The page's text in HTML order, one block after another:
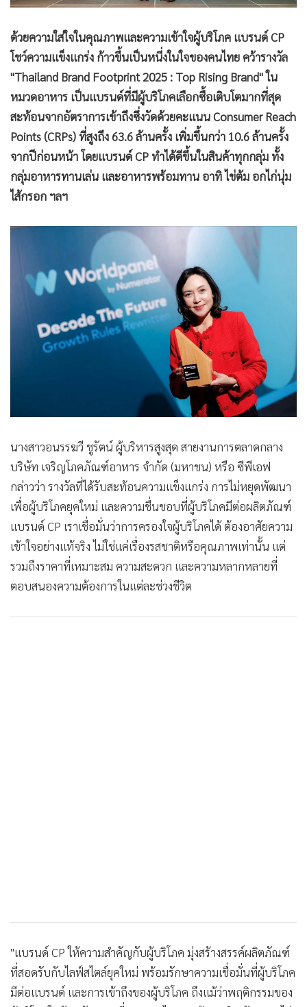
• ชุมชน-คุณภาพชีวิต
• อาชญากรรม
• Motoring
• เกม
• วิทยาศาสตร์
• SMEs
• หุ้น
• อินโดจีน
• กองทุนรวม
• Celeb Online
ญี่ปุ่น
News1
Gotomanager
ด้วยความใส่ใจในคุณภาพและความเข้าใจผู้บริโภค แบรนด์ CP
โชว์ความแข็งแกร่ง ก้าวขึ้นเป็นหนี่งในใจของคนไทย คว้ารางวัล
"Thailand Brand Footprint 2025 : Top Rising Brand" ใน
หมวดอาหาร เป็นแบรนด์ที่มีผู้บริโภคเลือกซื้อเติบโตมากที่สุด
สะท้อนจากอัตราการเข้าถึงซึ่งวัดด้วยคะแนน Consumer Reach
Points (CRPs) ที่สูงถึง 63.6 ล้านครั้ง เพิ่มขึ้นกว่า 10.6 ล้านครั้ง
จากปีก่อนหน้า โดยแบรนด์ CP ทำได้ดีขึ้นในสินค้าทุกกลุ่ม ทั้ง
กลุ่มอาหารทานเล่น และอาหารพร้อมทาน อาทิ ไข่ต้ม อกไก่นุ่ม
ไส้กรอก ฯลฯ
นางสาวอนรรฆวี ชูรัตน์ ผู้บริหารสูงสุด สายงานการตลาดกลาง
บริษัท เจริญโภคภัณฑ์อาหาร จำกัด (มหาชน) หรือ ซีพีเอฟ
กล่าวว่า รางวัลที่ได้รับสะท้อนความแข็งแกร่ง การไม่หยุดพัฒนา
เพื่อผู้บริโภคยุคใหม่ และความชื่นชอบที่ผู้บริโภคมีต่อผลิตภัณฑ์
แบรนด์ CP เราเชื่อมั่นว่าการครองใจผู้บริโภคได้ ต้องอาศัยความ
เข้าใจอย่างแท้จริง ไม่ใช่แค่เรื่องรสชาติหรือคุณภาพเท่านั้น แต่
รวมถึงราคาที่เหมาะสม ความสะดวก และความหลากหลายที่
ตอบสนองความต้องการในแต่ละช่วงชีวิต
"แบรนด์ CP ให้ความสำคัญกับผู้บริโภค มุ่งสร้างสรรค์ผลิตภัณฑ์
ที่สอดรับกับไลฟ์สไตล์ยุคใหม่ พร้อมรักษาความเชื่อมั่นที่ผู้บริโภค
มีต่อแบรนด์ และการเข้าถึงของผู้บริโภค ถึงแม้ว่าพฤติกรรมของ